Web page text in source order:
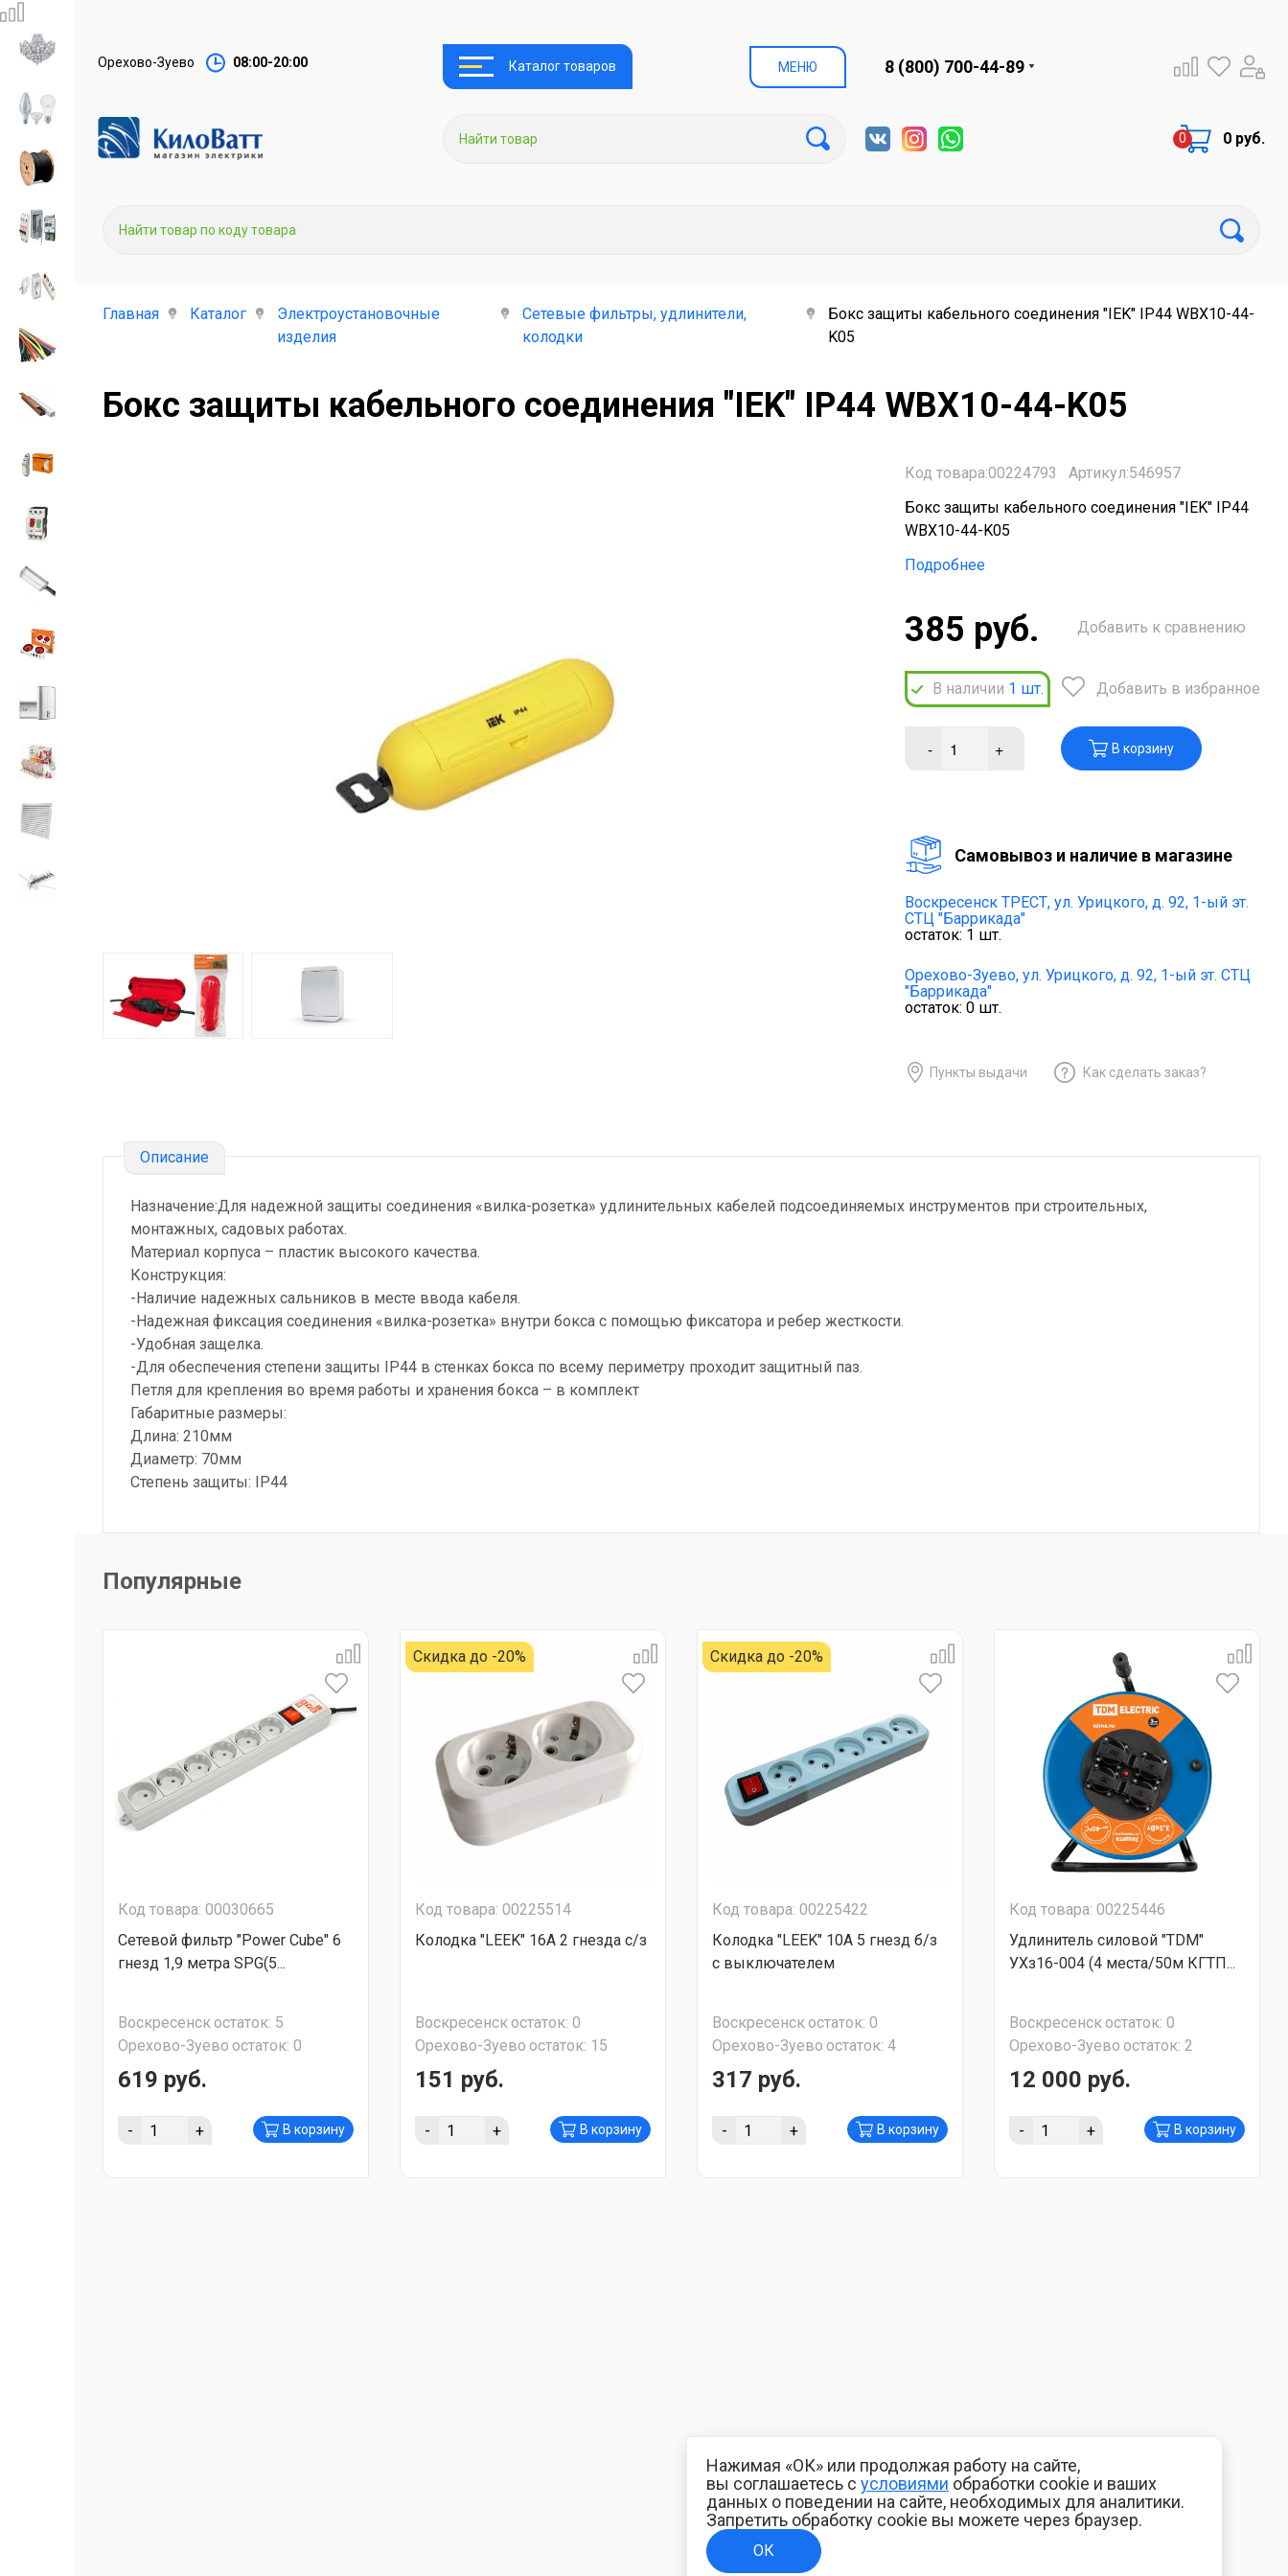
Орехово-Зуево 08:00-20:00 Каталог товаров МЕНЮ 8 (800) 700-44-89
0 руб.
Главная Каталог
Электроустановочные
изделия
Сетевые фильтры, удлинители,
колодки
Бокс защиты кабельного соединения "IEK" IP44 WBX10-44-
K05
Бокс защиты кабельного соединения "IEK" IP44 WBX10-44-K05
Код товара:00224793
Артикул:546957
Бокс защиты кабельного соединения "IEK" IP44
WBX10-44-K05
Подробнее
385 руб.
В наличии 1 шт.
Добавить к сравнению
Добавить в избранное
- + В корзину
Cамовывоз и наличие в магазине
Воскресенск ТРЕСТ, ул. Урицкого, д. 92, 1-ый эт.
СТЦ "Баррикада"
остаток: 1 шт.
Орехово-Зуево, ул. Урицкого, д. 92, 1-ый эт. СТЦ
"Баррикада"
остаток: 0 шт.
Пункты выдачи Как сделать заказ?
Описание
Назначение:Для надежной защиты соединения «вилка-розетка» удлинительных кабелей подсоединяемых инструментов при строительных,
монтажных, садовых работах.
Материал корпуса – пластик высокого качества.
Конструкция:
-Наличие надежных сальников в месте ввода кабеля.
-Надежная фиксация соединения «вилка-розетка» внутри бокса с помощью фиксатора и ребер жесткости.
-Удобная защелка.
-Для обеспечения степени защиты IP44 в стенках бокса по всему периметру проходит защитный паз.
Петля для крепления во время работы и хранения бокса – в комплект
Габаритные размеры:
Длина: 210мм
Диаметр: 70мм
Степень защиты: IP44
Популярные
Код товара: 00030665
Сетевой фильтр "Power Cube" 6
гнезд 1,9 метра SPG(5...
Воскресенскостаток: 5
Орехово-Зуево остаток: 0
619 руб.
- + В корзину
Скидка до -20%
Код товара: 00225514
Колодка "LEEK" 16A 2 гнезда с/з
Воскресенскостаток: 0
Орехово-Зуево остаток: 15
151 руб.
- + В корзину
Скидка до -20%
Код товара: 00225422
Колодка "LEEK" 10A 5 гнезд б/з
с выключателем
Воскресенскостаток: 0
Орехово-Зуево остаток: 4
317 руб.
- + В корзину
Код товара: 00225446
Удлинитель силовой "TDM"
УХз16-004 (4 места/50м КГТП...
Воскресенскостаток: 0
Орехово-Зуево остаток: 2
12 000 руб.
- + В корзину
Нажимая «ОК» или продолжая работу на сайте,
вы соглашаетесь с условиями обработки cookie и ваших
данных о поведении на сайте, необходимых для аналитики.
Запретить обработку cookie вы можете через браузер.
ОК